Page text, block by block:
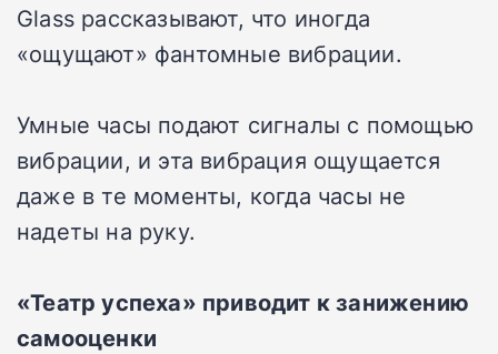
Glass рассказывают, что иногда
«ощущают» фантомные вибрации.
Умные часы подают сигналы с помощью
вибрации, и эта вибрация ощущается
даже в те моменты, когда часы не
надеты на руку.
«Театр успеха» приводит к занижению
самооценки